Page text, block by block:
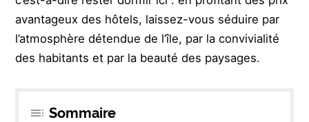
avantageux des hôtels, laissez-vous séduire par
l’atmosphère détendue de l’île, par la convivialité
des habitants et par la beauté des paysages.
Sommaire